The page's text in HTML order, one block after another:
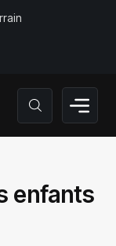
enfants